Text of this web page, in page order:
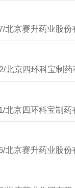
北京赛升药业股份
北京四环科宝制药
北京四环科宝制药
北京赛升药业股份